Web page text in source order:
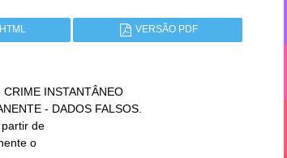
VERSÃO PDF
CRIME INSTANTÂNEO